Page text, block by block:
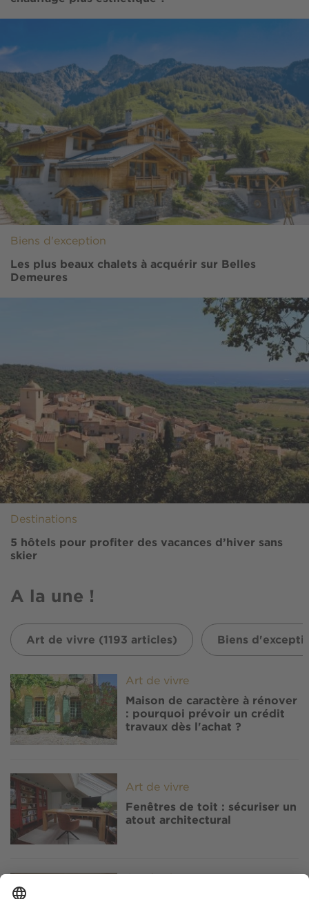
Biens d'exception
Les plus beaux chalets à acquérir sur Belles
Demeures
Destinations
5 hôtels pour profiter des vacances d’hiver sans
skier
A la une !
Art de vivre (1193 articles) Biens
Image Art de vivre
Maison de caractère à rénover
: pourquoi prévoir un crédit
travaux dès l'achat ?
Image
Art de vivre
Fenêtres de toit : sécuriser un
atout architectural
Image